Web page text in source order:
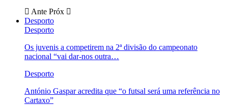
Ante Próx
Desporto
Desporto
Os juvenis a competirem na 2ª divisão do campeonato
nacional “vai dar-nos outra…
Desporto
António Gaspar acredita que “o futsal será uma referência no
Cartaxo”